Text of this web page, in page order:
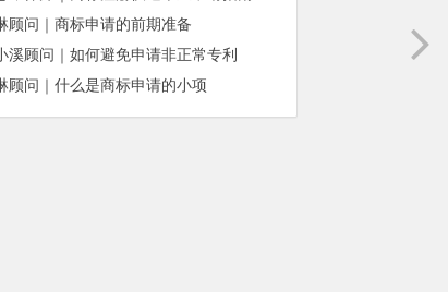
顾问｜商标申请的前期准备
溪顾问｜如何避免申请非正常专利
顾问｜什么是商标申请的小项